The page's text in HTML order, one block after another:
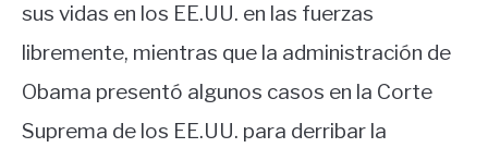
sus vidas en los EE.UU. en las fuerzas
libremente, mientras que la administración de
Obama presentó algunos casos en la Corte
Suprema de los EE.UU. para derribar la